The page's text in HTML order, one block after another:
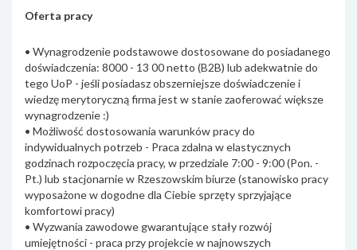
Oferta pracy
• Wynagrodzenie podstawowe dostosowane do posiadanego
doświadczenia: 8000 - 13 00 netto (B2B) lub adekwatnie do
tego UoP - jeśli posiadasz obszerniejsze doświadczenie i
wiedzę merytoryczną firma jest w stanie zaoferować większe
wynagrodzenie :)
• Możliwość dostosowania warunków pracy do
indywidualnych potrzeb - Praca zdalna w elastycznych
godzinach rozpoczęcia pracy, w przedziale 7:00 - 9:00 (Pon. -
Pt.) lub stacjonarnie w Rzeszowskim biurze (stanowisko pracy
wyposażone w dogodne dla Ciebie sprzęty sprzyjające
komfortowi pracy)
• Wyzwania zawodowe gwarantujące stały rozwój
umiejętności - praca przy projekcie w najnowszych